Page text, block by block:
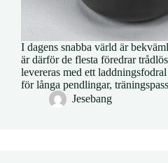
I dagens snabba värld är
är därför de flesta föredrar
levereras med ett
för långa pendlingar,
Jesebang